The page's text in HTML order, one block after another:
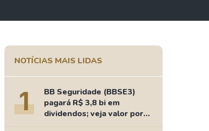
BNB
Ideias
Agenda de Dividendos
Radar do Dividendo Inteligente
Carteiras Recomendadas
NOTÍCIAS MAIS LIDAS
1
BB Seguridade (BBSE3)
pagará R$ 3,8 bi em
dividendos; veja valor por
ação